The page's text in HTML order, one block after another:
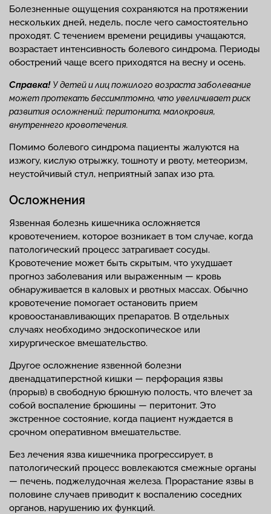
Болезненные ощущения сохраняются на протяжении
нескольких дней, недель, после чего самостоятельно
проходят. С течением времени рецидивы учащаются,
возрастает интенсивность болевого синдрома. Периоды
обострений чаще всего приходятся на весну и осень.
Справка! У детей и лиц пожилого возраста заболевание
может протекать бессимптомно, что увеличивает риск
развития осложнений: перитонита, малокровия,
внутреннего кровотечения.
Помимо болевого синдрома пациенты жалуются на
изжогу, кислую отрыжку, тошноту и рвоту, метеоризм,
неустойчивый стул, неприятный запах изо рта.
Осложнения
Язвенная болезнь кишечника осложняется
кровотечением, которое возникает в том случае, когда
патологический процесс затрагивает сосуды.
Кровотечение может быть скрытым, что ухудшает
прогноз заболевания или выраженным — кровь
обнаруживается в каловых и рвотных массах. Обычно
кровотечение помогает остановить прием
кровоостанавливающих препаратов. В отдельных
случаях необходимо эндоскопическое или
хирургическое вмешательство.
Другое осложнение язвенной болезни
двенадцатиперстной кишки — перфорация язвы
(прорыв) в свободную брюшную полость, что влечет за
собой воспаление брюшины — перитонит. Это
экстренное состояние, когда пациент нуждается в
срочном оперативном вмешательстве.
Без лечения язва кишечника прогрессирует, в
патологический процесс вовлекаются смежные органы
— печень, поджелудочная железа. Прорастание язвы в
половине случаев приводит к воспалению соседних
органов, нарушению их функций.